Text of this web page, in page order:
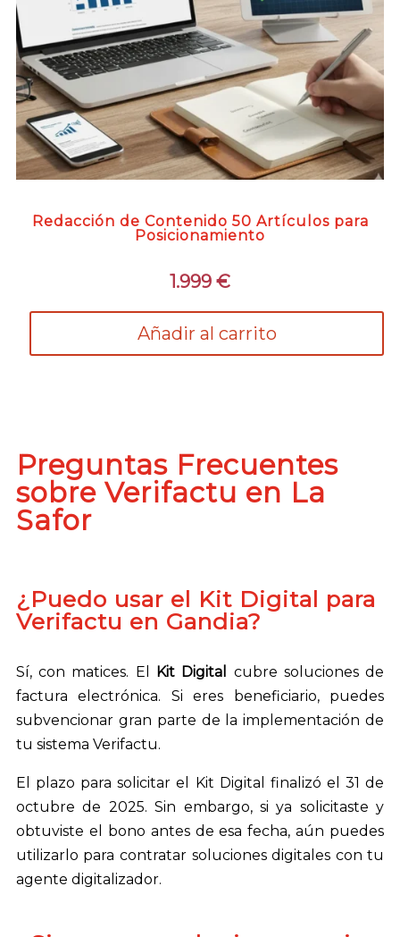
Redacción de Contenido 50 Artículos para
Posicionamiento
1.999 €
Añadir al carrito
Preguntas Frecuentes
sobre Verifactu en La
Safor
¿Puedo usar el Kit Digital para
Verifactu en Gandia?
Sí, con matices. El Kit Digital
cubre soluciones de
factura electrónica. Si eres beneficiario, puedes
subvencionar gran parte de la implementación de
tu sistema Verifactu.
El plazo para solicitar el Kit Digital finalizó el 31 de
octubre de 2025. Sin embargo, si ya solicitaste y
obtuviste el bono antes de esa fecha, aún puedes
utilizarlo para contratar soluciones digitales con tu
agente digitalizador.